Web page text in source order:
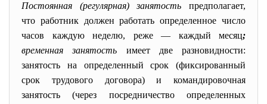
Постоянная (регулярная) занятость предполагает,
что работник должен работать определенное число
часов каждую неделю, реже — каждый месяц;
временная занятость имеет две разновидности:
занятость на определенный срок (фиксированный
срок трудового договора) и командировочная
занятость (через посредничество определенных